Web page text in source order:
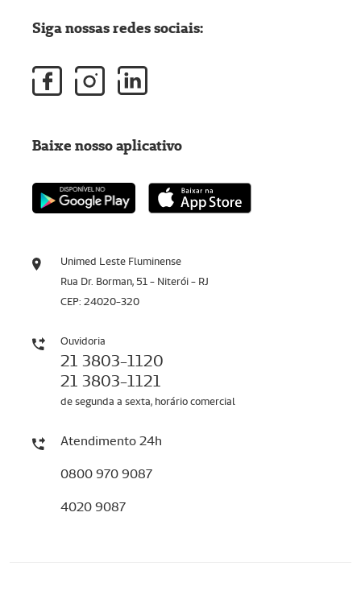
Unimed Leste Fluminense
Rua Dr. Borman, 51 - Niterói - RJ
CEP: 24020-320
Ouvidoria
21 3803-1120
21 3803-1121
de segunda a sexta, horário comercial
Atendimento 24h
0800 970 9087
4020 9087
Siga nossas redes sociais:
Baixe nosso aplicativo